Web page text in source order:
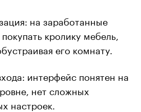
на заработанные
кролику мебель,
его комнату.
интерфейс понятен на
нет сложных
настроек.